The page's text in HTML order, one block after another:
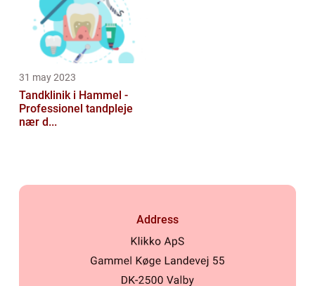
31 may 2023
Tandklinik i Hammel -
Professionel tandpleje
nær d...
Address